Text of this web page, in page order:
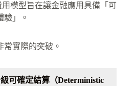
模型旨在讓金融應用具備「可
驗」。
實際的突破。
可確定結算（Deterministic